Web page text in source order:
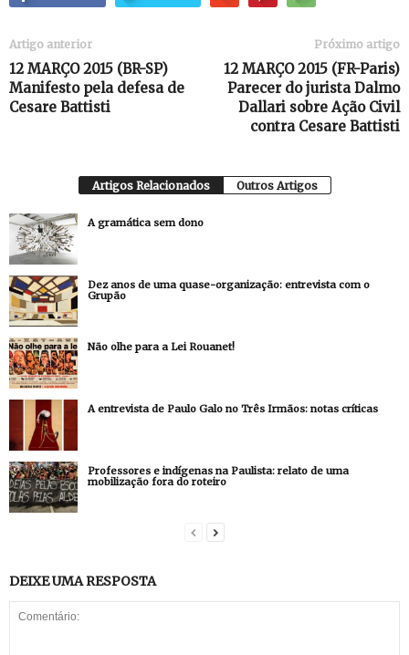
Artigo anterior
12 MARÇO 2015 (BR-SP)
Manifesto pela defesa de
Cesare Battisti
Próximo artigo
12 MARÇO 2015 (FR-Paris)
Parecer do jurista Dalmo
Dallari sobre Ação Civil
contra Cesare Battisti
Artigos Relacionados Outros Artigos
A gramática sem dono
Dez anos de uma quase-organização: entrevista com o
Grupão
Não olhe para a Lei Rouanet!
A entrevista de Paulo Galo no Três Irmãos: notas críticas
Professores e indígenas na Paulista: relato de uma
mobilização fora do roteiro
DEIXE UMA RESPOSTA